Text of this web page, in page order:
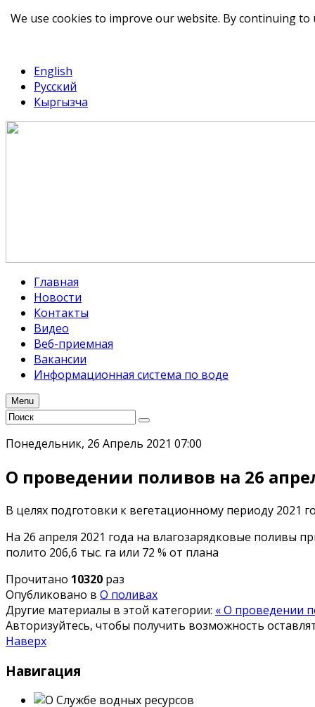
English
Русский
Кыргызча
Главная
Новости
Контакты
Видео
Веб-приемная
Вакансии
Информационная система по воде
Menu
Понедельник, 26 Апрель 2021 07:00
О проведении поливов на 26
В целях подготовки к вегетационному периоду 2021
На 26 апреля 2021 года на влагозарядковые поливы
полито 206,6 тыс. га или 72 % от плана
Прочитано 10320 раз
Опубликовано в О поливах
Другие материалы в этой категории: « О проведении
Авторизуйтесь, чтобы получить возможность
Наверх
Навигация
We use cookies to improve our website. By continuing